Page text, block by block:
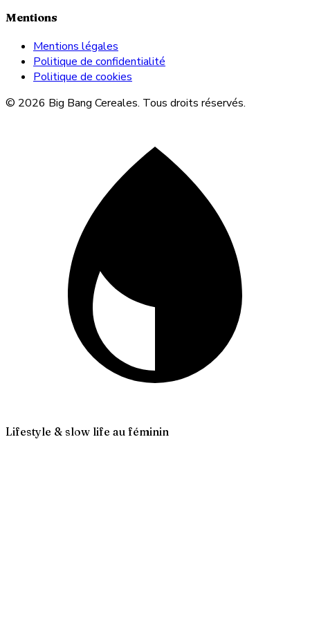
Mentions
Mentions légales
Politique de confidentialité
Politique de cookies
© 2026 Big Bang Cereales. Tous droits réservés.
Lifestyle & slow life au féminin